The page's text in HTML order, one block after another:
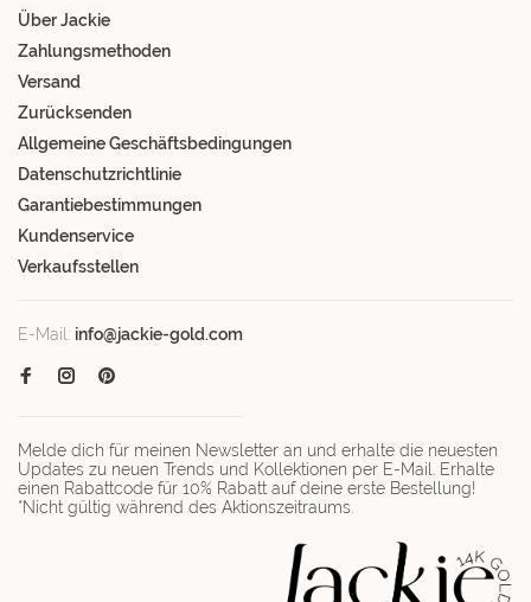
Über Jackie
Zahlungsmethoden
Versand
Zurücksenden
Allgemeine Geschäftsbedingungen
Datenschutzrichtlinie
Garantiebestimmungen
Kundenservice
Verkaufsstellen
E-Mail: info@jackie-gold.com
Melde dich für meinen Newsletter an und erhalte die neuesten
Updates zu neuen Trends und Kollektionen per E-Mail. Erhalte
einen Rabattcode für 10% Rabatt auf deine erste Bestellung!
*Nicht gültig während des Aktionszeitraums.